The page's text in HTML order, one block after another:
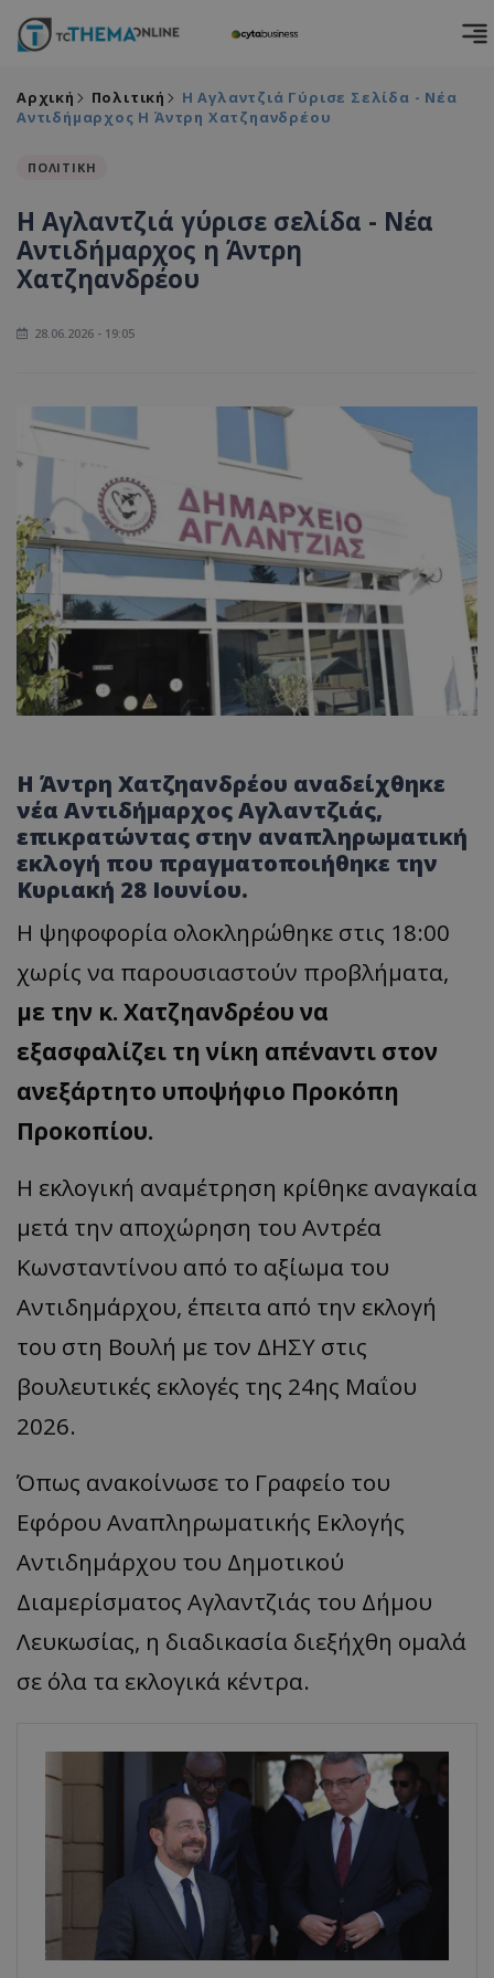
Αρχική Πολιτική
Η Αγλαντζιά Γύρισε Σελίδα - Νέα
Αντιδήμαρχος Η Άντρη Χατζηανδρέου
ΠΟΛΙΤΙΚΗ
Η Αγλαντζιά γύρισε σελίδα - Νέα
Αντιδήμαρχος η Άντρη
Χατζηανδρέου
28.06.2026 - 19:05
Η Άντρη Χατζηανδρέου αναδείχθηκε
νέα Αντιδήμαρχος Αγλαντζιάς,
επικρατώντας στην αναπληρωματική
εκλογή που πραγματοποιήθηκε την
Κυριακή 28 Ιουνίου.
Η ψηφοφορία ολοκληρώθηκε στις 18:00
χωρίς να παρουσιαστούν προβλήματα,
με την κ. Χατζηανδρέου να
εξασφαλίζει τη νίκη απέναντι στον
ανεξάρτητο υποψήφιο Προκόπη
Προκοπίου.
Η εκλογική αναμέτρηση κρίθηκε αναγκαία
μετά την αποχώρηση του Αντρέα
Κωνσταντίνου από το αξίωμα του
Αντιδημάρχου, έπειτα από την εκλογή
του στη Βουλή με τον ΔΗΣΥ στις
βουλευτικές εκλογές της 24ης Μαΐου
2026.
Όπως ανακοίνωσε το Γραφείο του
Εφόρου Αναπληρωματικής Εκλογής
Αντιδημάρχου του Δημοτικού
Διαμερίσματος Αγλαντζιάς του Δήμου
Λευκωσίας, η διαδικασία διεξήχθη ομαλά
σε όλα τα εκλογικά κέντρα.